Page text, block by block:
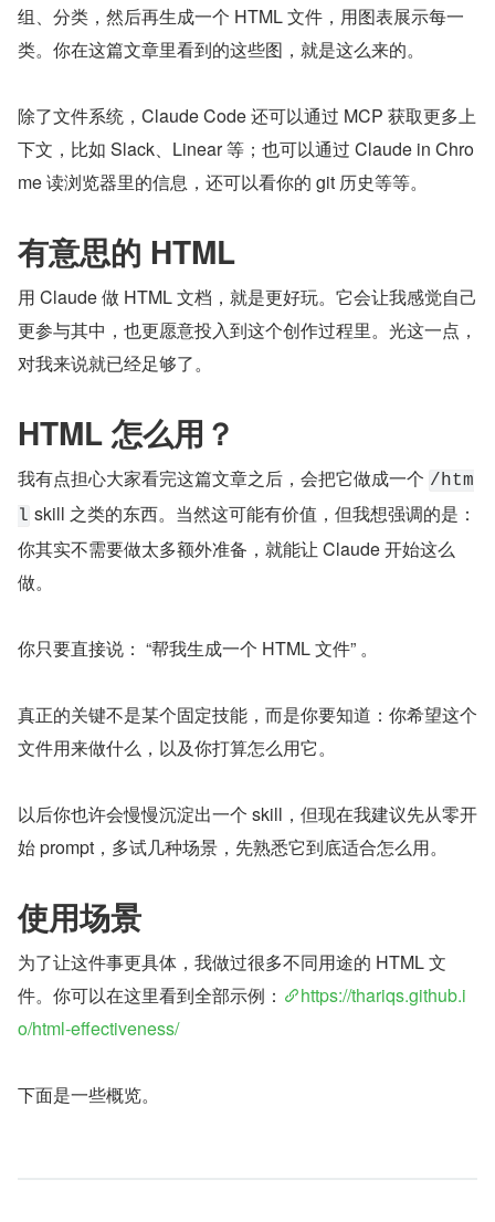
组、分类，然后再生成一个 HTML 文件，用图表展示每一
类。你在这篇文章里看到的这些图，就是这么来的。
除了文件系统，Claude Code 还可以通过 MCP 获取更多上
下文，比如 Slack、Linear 等；也可以通过 Claude in Chro
me 读浏览器里的信息，还可以看你的 git 历史等等。
有意思的 HTML
用 Claude 做 HTML 文档，就是更好玩。它会让我感觉自己
更参与其中，也更愿意投入到这个创作过程里。光这一点，
对我来说就已经足够了。
HTML 怎么用？
我有点担心大家看完这篇文章之后，会把它做成一个 /htm
l skill 之类的东西。当然这可能有价值，但我想强调的是：
你其实不需要做太多额外准备，就能让 Claude 开始这么
做。
你只要直接说： “帮我生成一个 HTML 文件” 。
真正的关键不是某个固定技能，而是你要知道：你希望这个
文件用来做什么，以及你打算怎么用它。
以后你也许会慢慢沉淀出一个 skill，但现在我建议先从零开
始 prompt，多试几种场景，先熟悉它到底适合怎么用。
使用场景
为了让这件事更具体，我做过很多不同用途的 HTML 文
件。你可以在这里看到全部示例：
https://thariqs.github.i
o/html-effectiveness/
下面是一些概览。